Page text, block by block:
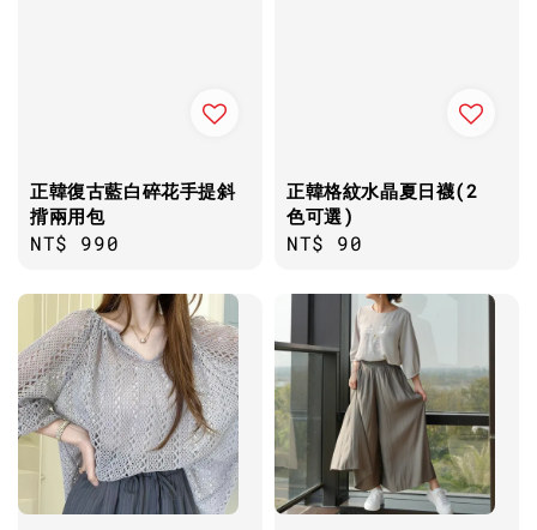
正韓復古藍白碎花手提斜
揹兩用包
Regular
NT$ 990
正韓格紋水晶夏日襪(2
色可選)
Regular
NT$ 90